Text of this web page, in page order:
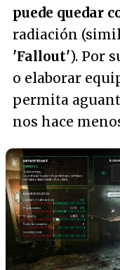
puede quedar
radiación
'Fallout'). Por
o elaborar
permita
nos hace